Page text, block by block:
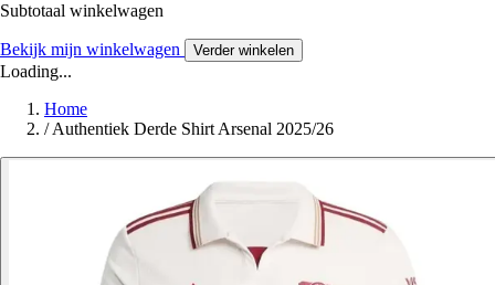
Subtotaal winkelwagen
Bekijk mijn winkelwagen Verder winkelen
Loading...
Home
/Authentiek Derde Shirt Arsenal 2025/26